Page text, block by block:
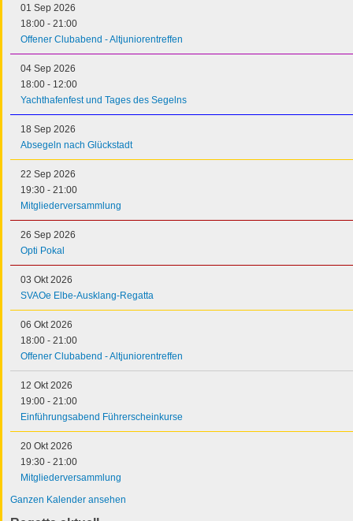
01 Sep 2026
18:00 - 21:00
Offener Clubabend - Altjuniorentreffen
04 Sep 2026
18:00 - 12:00
Yachthafenfest und Tages des Segelns
18 Sep 2026
Absegeln nach Glückstadt
22 Sep 2026
19:30 - 21:00
Mitgliederversammlung
26 Sep 2026
Opti Pokal
03 Okt 2026
SVAOe Elbe-Ausklang-Regatta
06 Okt 2026
18:00 - 21:00
Offener Clubabend - Altjuniorentreffen
12 Okt 2026
19:00 - 21:00
Einführungsabend Führerscheinkurse
20 Okt 2026
19:30 - 21:00
Mitgliederversammlung
Ganzen Kalender ansehen